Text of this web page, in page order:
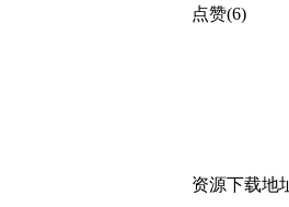
点赞(6)
资源下载地